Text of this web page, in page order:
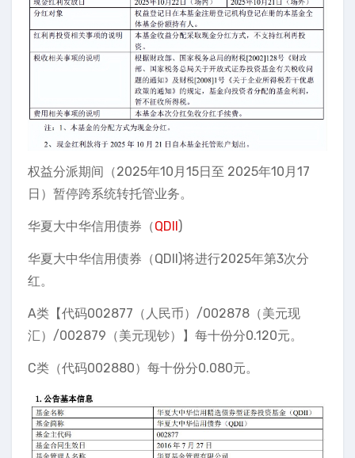
权益分派期间（2025年10月15日至 2025年10月17
日）暂停跨系统转托管业务。
华夏大中华信用债券（QDII)
华夏大中华信用债券（QDII)将进行2025年第3次分
红。
A类【代码002877（人民币）/002878（美元现
汇）/002879（美元现钞）】每十份分0.120元。
C类（代码002880）每十份分0.080元。